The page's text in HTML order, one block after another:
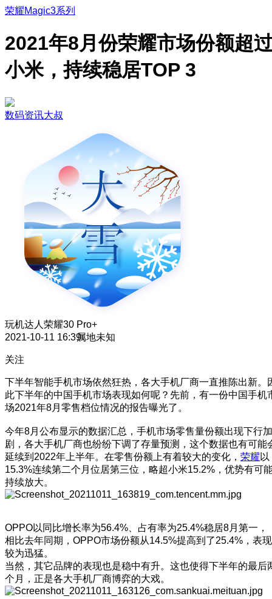
荣耀Magic3系列
2021年8月份荣耀市场份额超
小米，持续稳居TOP 3
数码资讯大叔
玩机达人 荣耀30 Pro+
2021-10-11 16:39属地未知
关注
下半年智能手机市场依然狂热，各大手机厂商一直推陈出新。
此下半年的中国手机市场表现如何呢？先前，有一份中国手机
场2021年8月零售档位情况的报告曝光了。
今年8月公布显示的数据汇总，手机市场零售量份额出现下行加
剧，各大手机厂商也纷纷下调了存量预测，这个数据也有可能
延续到2022年上半年。在零售份额上有着较大的变化， 荣耀 以
15.3%连续第二个月位居第三位，略超小米15.2%，优势有可
持续放大。
OPPO以同比增长率为56.4%、占有率为25.4%稳居8月第一，
相比去年同期，OPPO市场份额从14.5%提高到了25.4%，表现
较为迅猛。
当然，其它品牌的表现也是稳中有升。这也使得下半年的最后
个月，正是各大手机厂商博弈的大戏。